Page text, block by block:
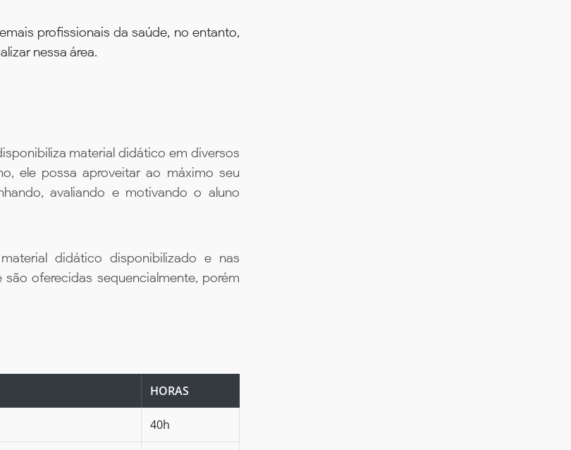
profissionais da saúde, no entanto,
nessa área.
material didático em diversos
ele possa aproveitar ao máximo seu
avaliando e motivando o aluno
didático disponibilizado e nas
oferecidas sequencialmente, porém
HORAS
40h